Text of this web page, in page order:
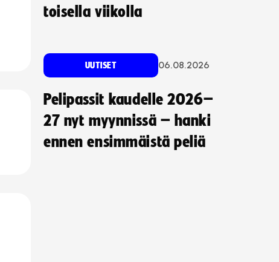
toisella viikolla
UUTISET 06.08.2026
Pelipassit kaudelle 2026–
27 nyt myynnissä – hanki
ennen ensimmäistä peliä